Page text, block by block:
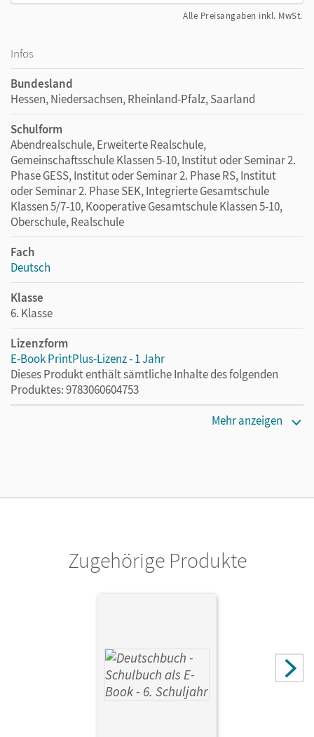
Alle Preisangaben inkl. MwSt.
Infos
Bundesland
Hessen, Niedersachsen, Rheinland-Pfalz, Saarland
Schulform
Abendrealschule, Erweiterte Realschule,
Gemeinschaftsschule Klassen 5-10, Institut oder Seminar 2.
Phase GESS, Institut oder Seminar 2. Phase RS, Institut
oder Seminar 2. Phase SEK, Integrierte Gesamtschule
Klassen 5/7-10, Kooperative Gesamtschule Klassen 5-10,
Oberschule, Realschule
Fach
Deutsch
Klasse
6. Klasse
Lizenzform
E-Book PrintPlus-Lizenz - 1 Jahr
Dieses Produkt enthält sämtliche Inhalte des folgenden
Produktes: 9783060604753
ein Jahr lang ergänzend zum Print-Titel nutzen möchten.
Cornelsen Verlag
Malaka, Ruth; Wemhoff-Weinand, Carolin; Reinhardt,
Katja; Hoffmann, Frauke; Gauggel, Hans-Joachim;
Semmler, Volker; Frädrich, Heike
Mehr anzeigen
Zugehörige Produkte